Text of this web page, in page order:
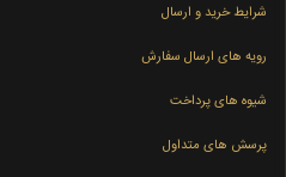
شرایط خرید و ارسال
رویه های ارسال سفارش
شیوه های پرداخت
پرسش های متداول